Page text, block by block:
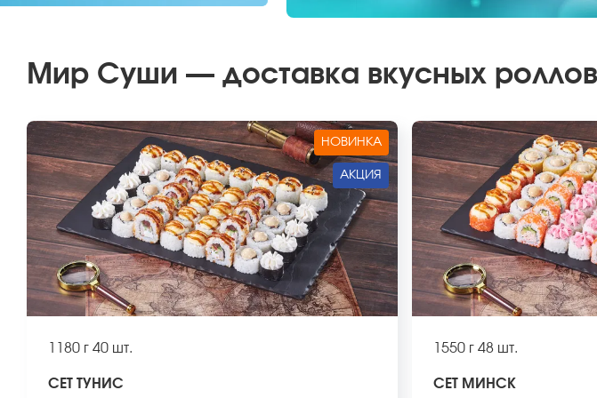
Мир Суши — доставка вкусных
НОВИНКА
АКЦИЯ
1180 г 40 шт.
СЕТ ТУНИС
1550 г 48 шт.
СЕТ МИНСК